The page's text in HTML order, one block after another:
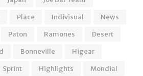
Place Indivisual
News
Paton Ramones
Desert
Bonneville
Higear
Sprint Highlights
Mondial